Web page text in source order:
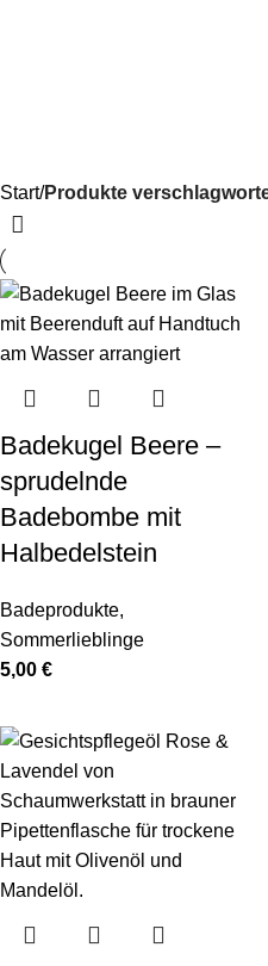
Start Produkte
Badekugel Beere –
sprudelnde
Badebombe mit
Halbedelstein
Badeprodukte,
Sommerlieblinge
5,00 €